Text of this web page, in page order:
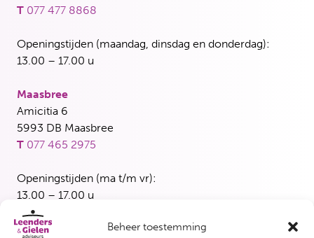
Beheer toestemming
T 077 477 8868
Openingstijden (maandag, dinsdag en donderdag):
13.00 – 17.00 u
Maasbree
Amicitia 6
5993 DB Maasbree
T 077 465 2975
Openingstijden (ma t/m vr):
13.00 – 17.00 u
Blerick